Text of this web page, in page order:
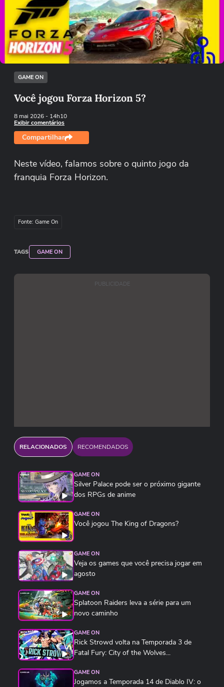
Não foi possível reproduzir o vídeo
Tentar novamente
GAME ON
Você jogou Forza Horizon 5?
8 mai 2026- 14h10
Exibir comentários
Compartilhar
Neste vídeo, falamos sobre o quinto jogo da
franquia Forza Horizon.
Fonte: Game On
TAGS GAME ON
PUBLICIDADE
RELACIONADOS RECOMENDADOS
GAME ON
Silver Palace pode ser o próximo gigante
dos RPGs de anime
GAME ON
Você jogou The King of Dragons?
GAME ON
Veja os games que você precisa jogar em
agosto
GAME ON
Splatoon Raiders leva a série para um
novo caminho
GAME ON
Rick Strowd volta na Temporada 3 de
Fatal Fury: City of the Wolves...
GAME ON
Jogamos a Temporada 14 de Diablo IV: o